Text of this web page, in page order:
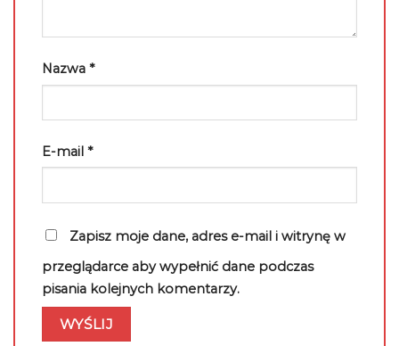
Nazwa *
E-mail *
Zapisz moje dane, adres e-mail i witrynę w
przeglądarce aby wypełnić dane podczas
pisania kolejnych komentarzy.